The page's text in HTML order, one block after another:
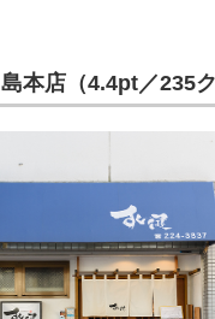
本店（4.4pt／235ク